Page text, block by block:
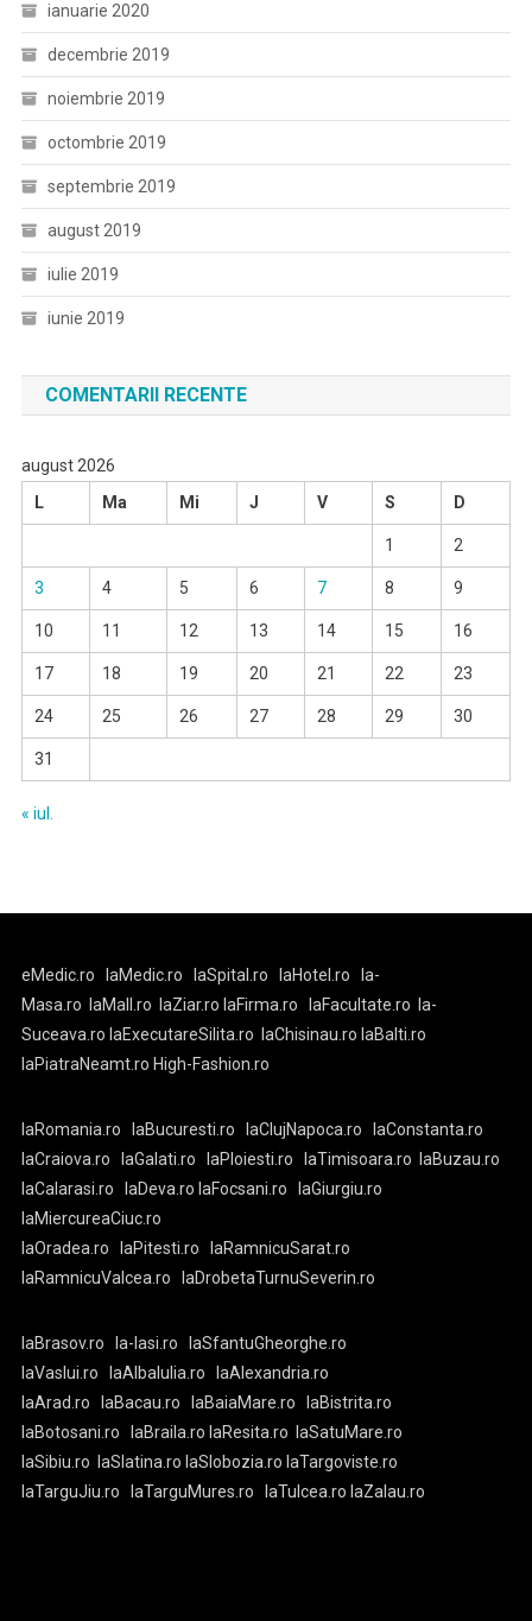
ianuarie 2020
decembrie 2019
noiembrie 2019
octombrie 2019
septembrie 2019
august 2019
iulie 2019
iunie 2019
COMENTARII RECENTE
august 2026
L
Ma Mi J V S D
1 2
3 4 5 6 7 8 9
10 11 12 13 14 15 16
17 18 19 20 21 22 23
24 25 26 27 28 29 30
31
« iul.
eMedic.ro laMedic.ro laSpital.ro laHotel.ro
la-
Masa.ro
laMall.ro laZiar.ro laFirma.ro laFacultate.ro
la-
Suceava.ro laExecutareSilita.ro laChisinau.ro laBalti.ro
laPiatraNeamt.ro High-Fashion.ro
laRomania.ro laBucuresti.ro laClujNapoca.ro
laConstanta.ro
laCraiova.ro
laGalati.ro laPloiesti.ro laTimisoara.ro
laBuzau.ro
laCalarasi.ro
laDeva.ro laFocsani.ro
laGiurgiu.ro
laMiercureaCiuc.ro
laOradea.ro
laPitesti.ro
laRamnicuSarat.ro
laRamnicuValcea.ro
laDrobetaTurnuSeverin.ro
laBrasov.ro la-Iasi.ro
laSfantuGheorghe.ro
laVaslui.ro
laAlbaIulia.ro
laAlexandria.ro
laArad.ro
laBacau.ro laBaiaMare.ro
laBistrita.ro
laBotosani.ro
laBraila.ro laResita.ro
laSatuMare.ro
laSibiu.ro
laSlatina.ro laSlobozia.ro laTargoviste.ro
laTarguJiu.ro
laTarguMures.ro laTulcea.ro laZalau.ro